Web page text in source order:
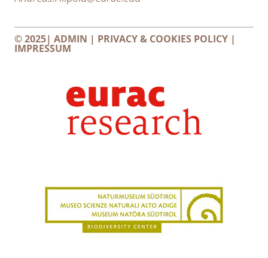
© 2025| ADMIN | PRIVACY & COOKIES POLICY |
IMPRESSUM